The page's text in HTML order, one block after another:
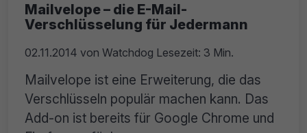
Mailvelope – die E-Mail-
Verschlüsselung für Jedermann
02.11.2014 von Watchdog Lesezeit: 3 Min.
Mailvelope ist eine Erweiterung, die das
Verschlüsseln populär machen kann. Das
Add-on ist bereits für Google Chrome und